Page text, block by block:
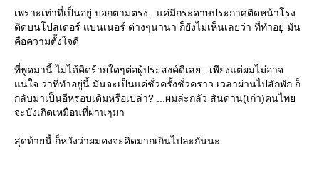
เพราะเท่าที่เป็นอยู่ บอกตามตรง ..แค่มีกระดาษประกาศติดหน้าโรง
ติดบนโปสเตอร์ แบนเนอร์ ต่างๆนานา ก็ยังไม่เห็นเลยว่า ที่ทำอยู่ มัน
คือความตั้งใจดี
ที่พูดมานี้ ไม่ได้คิดร้ายใดๆต่อผู้ประสงค์ดีเลย ..เพียงแต่ผมไม่อาจ
น่ใจ ว่าที่ทำอยู่นี้ มันจะเป็นแค่ชั่วครั้งชั่วคราว เวลาผ่านไปสักพัก ก็
กลับมาเป็นอีหรอบเดิมหรือเปล่า? ...ผมล่ะกลัว สันดาน(เก่า)คนไท
จะบังเกิดเหมือนที่ผ่านๆมา
สุดท้ายนี้ ก็หวังว่าผมคงจะคิดมากเกินไปละกันนะ